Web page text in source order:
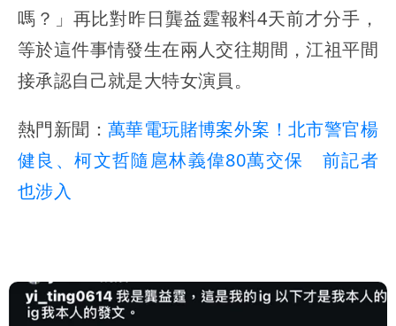
嗎？」再比對昨日龔益霆報料4天前才分手，
等於這件事情發生在兩人交往期間，江祖平間
接承認自己就是大特女演員。
熱門新聞： 萬華電玩賭博案外案！北市警官楊
健良、柯文哲隨扈林義偉80萬交保 前記者
也涉入